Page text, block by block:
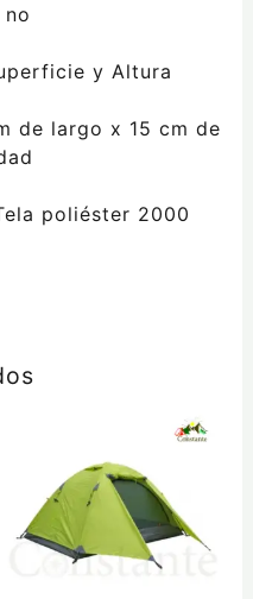
y Altura
de largo x 15 cm de
poliéster 2000
múltiples
variantes.